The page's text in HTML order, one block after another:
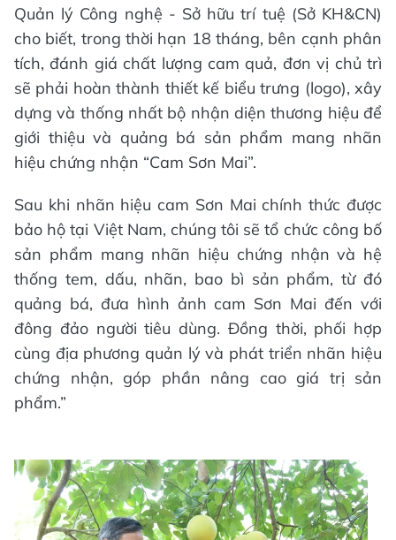
Quản lý Công nghệ - Sở hữu trí tuệ (Sở KH&CN)
cho biết, trong thời hạn 18 tháng, bên cạnh phân
tích, đánh giá chất lượng cam quả, đơn vị chủ trì
sẽ phải hoàn thành thiết kế biểu trưng (logo), xây
dựng và thống nhất bộ nhận diện thương hiệu để
giới thiệu và quảng bá sản phẩm mang nhãn
hiệu chứng nhận “Cam Sơn Mai”.
Sau khi nhãn hiệu cam Sơn Mai chính thức được
bảo hộ tại Việt Nam, chúng tôi sẽ tổ chức công bố
sản phẩm mang nhãn hiệu chứng nhận và hệ
thống tem, dấu, nhãn, bao bì sản phẩm, từ đó
quảng bá, đưa hình ảnh cam Sơn Mai đến với
đông đảo người tiêu dùng. Đồng thời, phối hợp
cùng địa phương quản lý và phát triển nhãn hiệu
chứng nhận, góp phần nâng cao giá trị sản
phẩm.”